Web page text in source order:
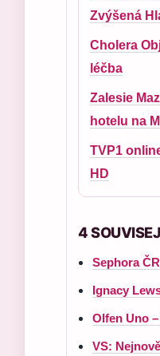
Zvýšená
Cholera
léčba
Zalesie
hotelu na
TVP1
HD
4
Sephora
Ignacy
Olfen Uno
VS: